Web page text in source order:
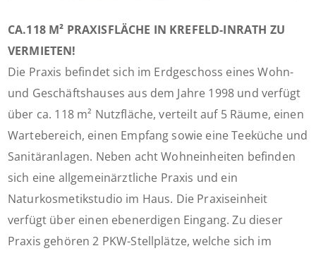
CA.118 M² PRAXISFLÄCHE IN KREFELD-INRATH ZU
VERMIETEN!
Die Praxis befindet sich im Erdgeschoss eines Wohn-
und Geschäftshauses aus dem Jahre 1998 und verfügt
über ca. 118 m² Nutzfläche, verteilt auf 5 Räume, einen
Wartebereich, einen Empfang sowie eine Teeküche und
Sanitäranlagen. Neben acht Wohneinheiten befinden
sich eine allgemeinärztliche Praxis und ein
Naturkosmetikstudio im Haus. Die Praxiseinheit
verfügt über einen ebenerdigen Eingang. Zu dieser
Praxis gehören 2 PKW-Stellplätze, welche sich im